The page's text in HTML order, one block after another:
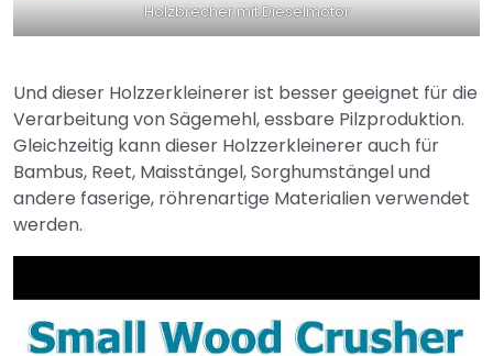
Holzbrecher mit Dieselmotor
Und dieser Holzzerkleinerer ist besser geeignet für die
Verarbeitung von Sägemehl, essbare Pilzproduktion.
Gleichzeitig kann dieser Holzzerkleinerer auch für
Bambus, Reet, Maisstängel, Sorghumstängel und
andere faserige, röhrenartige Materialien verwendet
werden.